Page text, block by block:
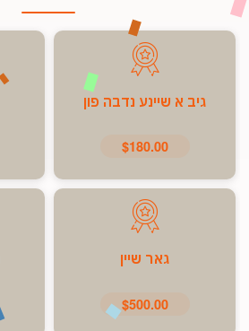
גיב א שיינע נדבה פון
$180.00
גאר שיין
$500.00